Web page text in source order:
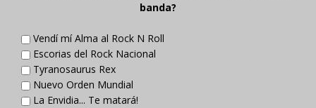
banda?
Vendí mí Alma al Rock N Roll
Escorias del Rock Nacional
Tyranosaurus Rex
Nuevo Orden Mundial
La Envidia... Te matará!